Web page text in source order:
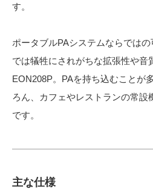
す。
ポータブルPAシステムならでは
では犠牲にされがちな拡張性や音
EON208P。PAを持ち込むことが
ろん、カフェやレストランの常設
です。
主な仕様